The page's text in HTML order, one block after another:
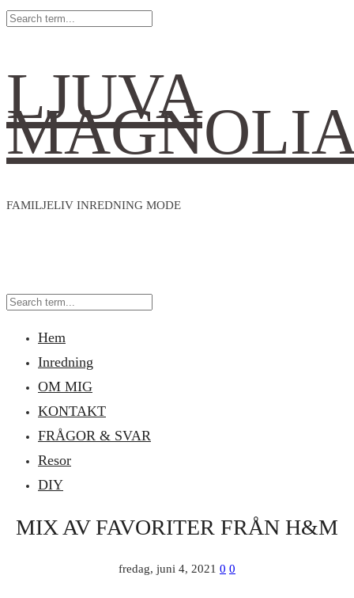
LJUVA
FAMILJELIV INREDNING MODE
Hem
Inredning
OM MIG
KONTAKT
FRÅGOR & SVAR
Resor
DIY
MIX AV FAVORITER FRÅN H&M
fredag, juni 4, 2021 0 0